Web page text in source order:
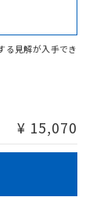
る見解が入手でき
¥ 15,070